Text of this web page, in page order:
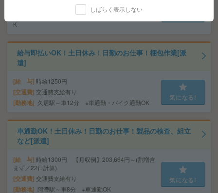
交通費支給有り
伊勢中川駅～車6分 ※車通勤・バイク通勤O
K
給与即払いOK！土日休み！日勤のお仕事！梱包作業[派
遣]
給 与 時給1250円
交通費 交通費支給有り
勤務地 久居駅～車12分 ※車通勤・バイク通勤OK
気になる!
車通勤OK！土日休み！日勤のお仕事！製品の検査、組立
など[派遣]
給 与 時給1300円 【月収例】203,664円～(割増含
まず／22日計算)
交通費 交通費支給有り
勤務地 阿漕駅～車8分 ※車通勤OK
気になる!
しばらく表示しない